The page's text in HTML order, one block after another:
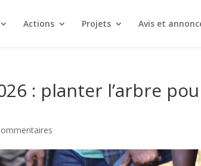
Actions Projets Avis et
: planter l’arbre